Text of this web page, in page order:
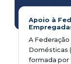
Apoio à
A Federação
Domésticas
formada por